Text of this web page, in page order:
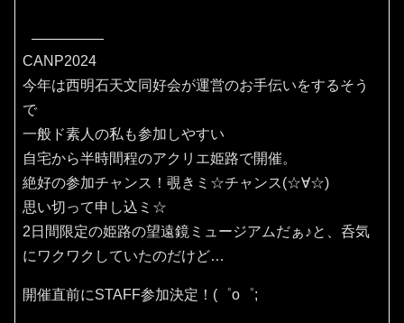
CANP2024
今年は西明石天文同好会が運営のお手伝いをするそう
で
一般ド素人の私も参加しやすい
自宅から半時間程のアクリエ姫路で開催。
絶好の参加チャンス！覗きミ☆チャンス(⁠☆⁠∀☆⁠)
思い切って申し込ミ☆
2日間限定の姫路の望遠鏡ミュージアムだぁ♪と、呑気
にワクワクしていたのだけど…
開催直前にSTAFF参加決定！(⁠゜⁠o⁠゜⁠;